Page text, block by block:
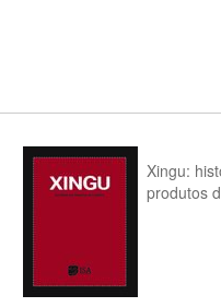
Xingu:
produtos